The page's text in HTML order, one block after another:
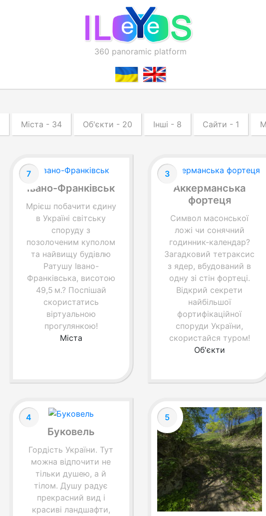
360 panoramic platform
Міста - 34 Об'єкти - 20 Інші - 8 Сайти - 1
Івано-Франківськ
7
Мрієш побачити єдину
в Україні світську
споруду з
позолоченим куполом
та найвищу будівлю
Ратушу Івано-
Франківська, висотою
49,5 м.? Поспішай
скористатись
віртуальною
прогулянкою!
Міста
Аккерманська
фортеця
3
Символ масонської
ложі чи сонячний
годинник-календар?
Загадковий тетраксис
з ядер, вбудований в
одну зі стін фортеці.
Відкрий секрети
найбільшої
фортифікаційної
споруди України,
скористайся туром!
Об'єкти
Буковель
4
Гордість України. Тут
можна відпочити не
тільки душею, а й
тілом. Душу радує
прекрасний вид і
красиві ландшафти,
5